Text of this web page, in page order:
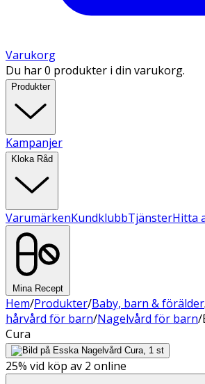
Varukorg
Du har 0 produkter i din varukorg.
Produkter
Kampanjer
Kloka Råd
VarumärkenKundklubbTjänsterHitta
Mina Recept
Hem/Produkter/Baby, barn & förälder
hårvård för barn/Nagelvård för barn/
Cura
25% vid köp av 2 online